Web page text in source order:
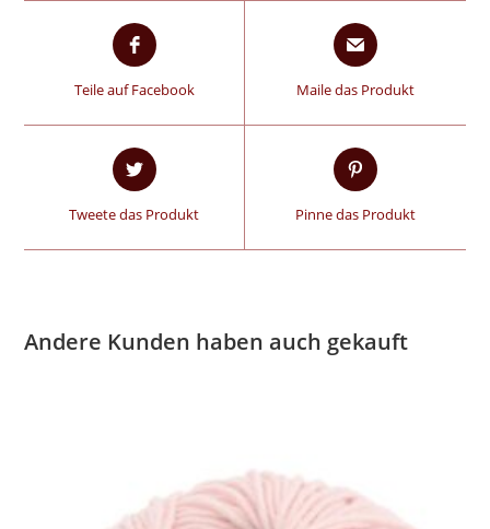
Teile auf Facebook Maile das Produkt
Tweete das Produkt Pinne das Produkt
Andere Kunden haben auch gekauft